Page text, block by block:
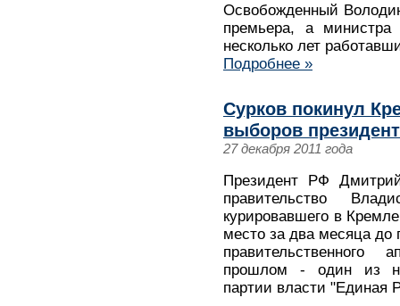
Освобожденный
премьера, а
несколько лет
Подробнее »
Сурков покинул
выборов
27 декабря 2011 года
Президент РФ
правительство
курировавшего в
место за два месяца до
прошлом - один из
партии власти "Единая